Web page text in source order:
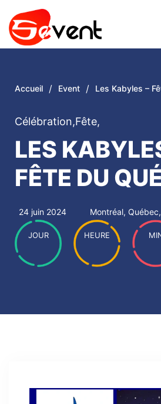
Accueil / Event / Les Kabyles –
Célébration,Fête,
LES
FÊTE DU
24 juin 2024 Montréal,
JOUR HEURE